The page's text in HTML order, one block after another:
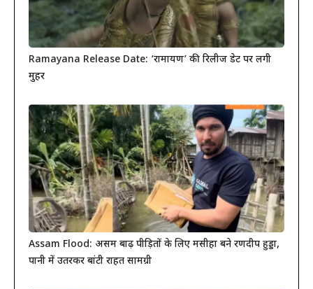
Ramayana Release Date: ‘रामायण’ की रिलीज डेट पर लगी
मुहर
Assam Flood: असम बाढ़ पीड़ितों के लिए मसीहा बने रणदीप हुड्डा,
पानी में उतरकर बांटी राहत सामग्री